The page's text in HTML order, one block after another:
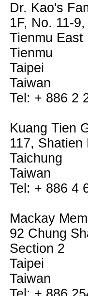
Dr. Kao's
1F, No. 11-
Tienmu East
Tienmu
Taipei
Taiwan
Tel: + 886 2
Kuang Tien
117, Shatien
Taichung
Taiwan
Tel: + 886 4
Mackay
92 Chung
Section 2
Taipei
Taiwan